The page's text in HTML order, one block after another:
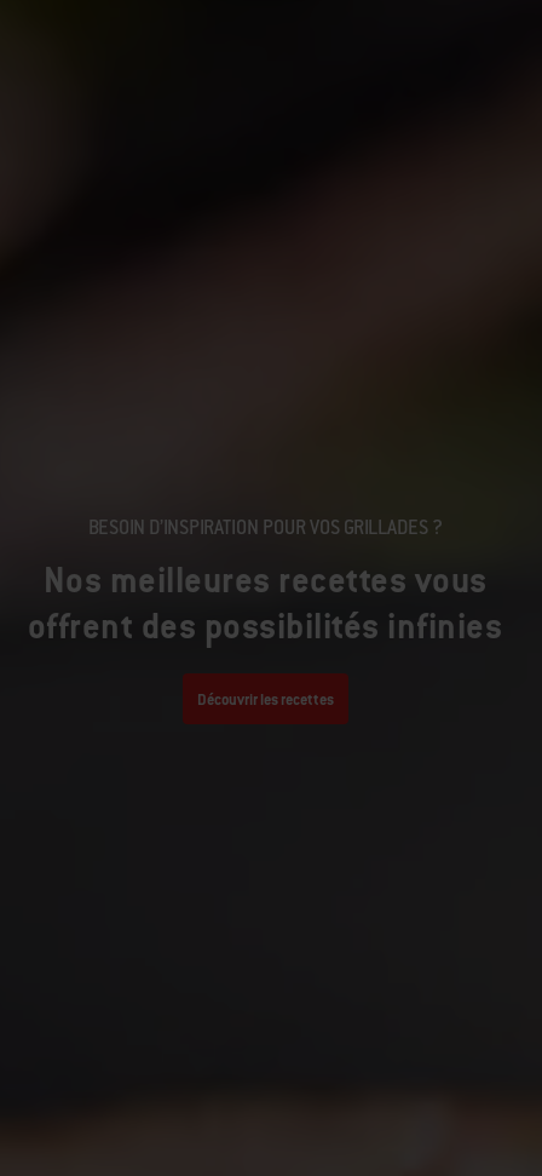
Nos meilleures recettes vous
offrent des possibilités infinies
Découvrir les recettes